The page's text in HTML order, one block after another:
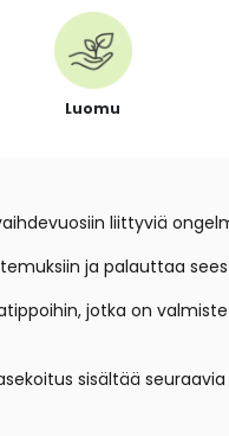
Luomu
liittyviä
ja palauttaa
jotka on
sisältää